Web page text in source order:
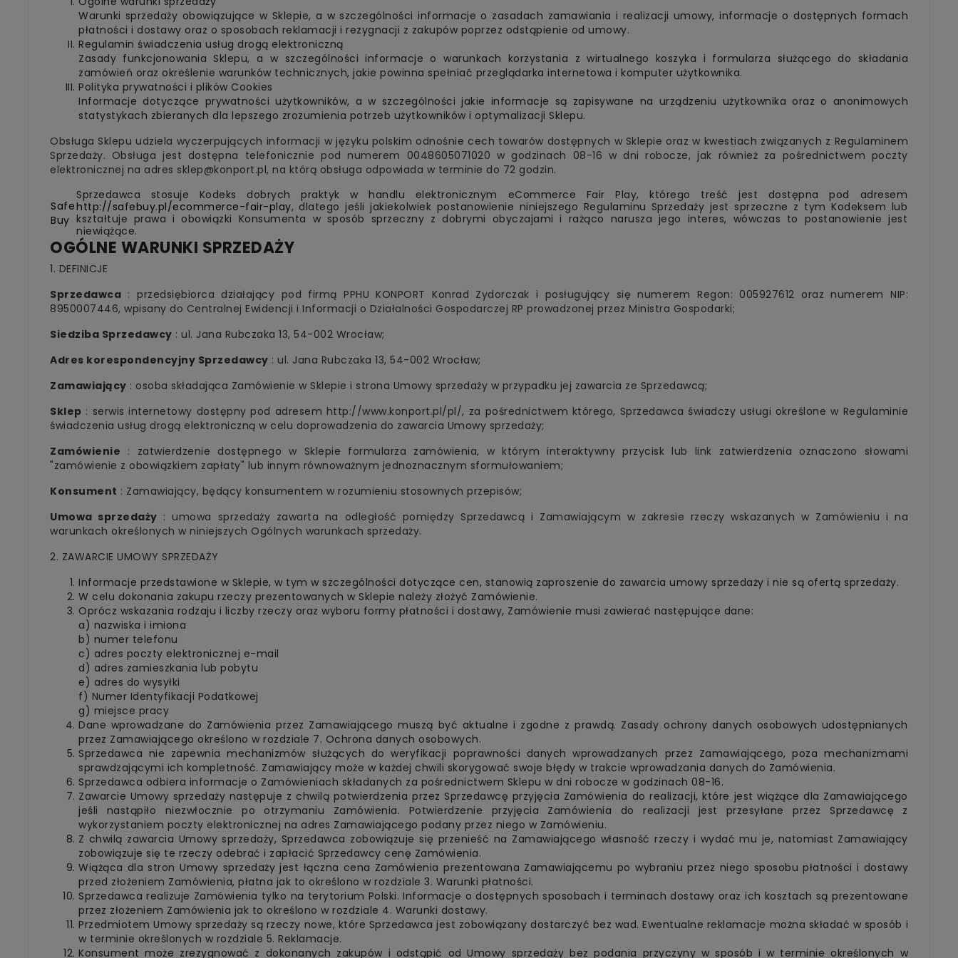
Warunki sprzedaży obowiązujące w Sklepie, a w szczególności informacje o zasadach zamawiania i realizacji umowy, informacje o dostępnych formach
płatności i dostawy oraz o sposobach reklamacji i rezygnacji z zakupów poprzez odstąpienie od umowy.
Regulamin świadczenia usług drogą elektroniczną
Zasady funkcjonowania Sklepu, a w szczególności informacje o warunkach korzystania z wirtualnego koszyka i formularza służącego do składania
zamówień oraz określenie warunków technicznych, jakie powinna spełniać przeglądarka internetowa i komputer użytkownika.
Polityka prywatności i plików Cookies
Informacje dotyczące prywatności użytkowników, a w szczególności jakie informacje są zapisywane na urządzeniu użytkownika oraz o anonimowych
statystykach zbieranych dla lepszego zrozumienia potrzeb użytkowników i optymalizacji Sklepu.
Obsługa Sklepu udziela wyczerpujących informacji w języku polskim odnośnie cech towarów dostępnych w Sklepie oraz w kwestiach związanych z Regulaminem
Sprzedaży. Obsługa jest dostępna telefonicznie pod numerem 0048605071020 w godzinach 08-16 w dni robocze, jak również za pośrednictwem poczty
elektronicznej na adres sklep@konport.pl, na którą obsługa odpowiada w terminie do 72 godzin.
Safe
Buy
Sprzedawca stosuje Kodeks dobrych praktyk w handlu elektronicznym eCommerce Fair Play, którego treść jest dostępna pod adresem
http://safebuy.pl/ecommerce-fair-play, dlatego jeśli jakiekolwiek postanowienie niniejszego Regulaminu Sprzedaży jest sprzeczne z tym Kodeksem lub
kształtuje prawa i obowiązki Konsumenta w sposób sprzeczny z dobrymi obyczajami i rażąco narusza jego interes, wówczas to postanowienie jest
niewiążące.
OGÓLNE WARUNKI SPRZEDAŻY
1. DEFINICJE
Sprzedawca : przedsiębiorca działający pod firmą PPHU KONPORT Konrad Zydorczak i posługujący się numerem Regon: 005927612 oraz numerem NIP:
8950007446, wpisany do Centralnej Ewidencji i Informacji o Działalności Gospodarczej RP prowadzonej przez Ministra Gospodarki;
Siedziba Sprzedawcy : ul. Jana Rubczaka 13, 54-002 Wrocław;
Adres korespondencyjny Sprzedawcy : ul. Jana Rubczaka 13, 54-002 Wrocław;
Zamawiający : osoba składająca Zamówienie w Sklepie i strona Umowy sprzedaży w przypadku jej zawarcia ze Sprzedawcą;
Sklep : serwis internetowy dostępny pod adresem http://www.konport.pl/pl/, za pośrednictwem którego, Sprzedawca świadczy usługi określone w Regulaminie
świadczenia usług drogą elektroniczną w celu doprowadzenia do zawarcia Umowy sprzedaży;
Zamówienie : zatwierdzenie dostępnego w Sklepie formularza zamówienia, w którym interaktywny przycisk lub link zatwierdzenia oznaczono słowami
"zamówienie z obowiązkiem zapłaty" lub innym równoważnym jednoznacznym sformułowaniem;
Konsument : Zamawiający, będący konsumentem w rozumieniu stosownych przepisów;
Umowa sprzedaży : umowa sprzedaży zawarta na odległość pomiędzy Sprzedawcą i Zamawiającym w zakresie rzeczy wskazanych w Zamówieniu i na
warunkach określonych w niniejszych Ogólnych warunkach sprzedaży.
2. ZAWARCIE UMOWY SPRZEDAŻY
Informacje przedstawione w Sklepie, w tym w szczególności dotyczące cen, stanowią zaproszenie do zawarcia umowy sprzedaży i nie są ofertą sprzedaży.
W celu dokonania zakupu rzeczy prezentowanych w Sklepie należy złożyć Zamówienie.
Oprócz wskazania rodzaju i liczby rzeczy oraz wyboru formy płatności i dostawy, Zamówienie musi zawierać następujące dane:
a) nazwiska i imiona
b) numer telefonu
c) adres poczty elektronicznej e-mail
d) adres zamieszkania lub pobytu
e) adres do wysyłki
f) Numer Identyfikacji Podatkowej
g) miejsce pracy
Dane wprowadzane do Zamówienia przez Zamawiającego muszą być aktualne i zgodne z prawdą. Zasady ochrony danych osobowych udostępnianych
przez Zamawiającego określono w rozdziale 7. Ochrona danych osobowych.
Sprzedawca nie zapewnia mechanizmów służących do weryfikacji poprawności danych wprowadzanych przez Zamawiającego, poza mechanizmami
sprawdzającymi ich kompletność. Zamawiający może w każdej chwili skorygować swoje błędy w trakcie wprowadzania danych do Zamówienia.
Sprzedawca odbiera informacje o Zamówieniach składanych za pośrednictwem Sklepu w dni robocze w godzinach 08-16.
Zawarcie Umowy sprzedaży następuje z chwilą potwierdzenia przez Sprzedawcę przyjęcia Zamówienia do realizacji, które jest wiążące dla Zamawiającego
jeśli nastąpiło niezwłocznie po otrzymaniu Zamówienia. Potwierdzenie przyjęcia Zamówienia do realizacji jest przesyłane przez Sprzedawcę z
wykorzystaniem poczty elektronicznej na adres Zamawiającego podany przez niego w Zamówieniu.
Z chwilą zawarcia Umowy sprzedaży, Sprzedawca zobowiązuje się przenieść na Zamawiającego własność rzeczy i wydać mu je, natomiast Zamawiający
zobowiązuje się te rzeczy odebrać i zapłacić Sprzedawcy cenę Zamówienia.
Wiążąca dla stron Umowy sprzedaży jest łączna cena Zamówienia prezentowana Zamawiającemu po wybraniu przez niego sposobu płatności i dostawy
przed złożeniem Zamówienia, płatna jak to określono w rozdziale 3. Warunki płatności.
Sprzedawca realizuje Zamówienia tylko na terytorium Polski. Informacje o dostępnych sposobach i terminach dostawy oraz ich kosztach są prezentowane
przez złożeniem Zamówienia jak to określono w rozdziale 4. Warunki dostawy.
Przedmiotem Umowy sprzedaży są rzeczy nowe, które Sprzedawca jest zobowiązany dostarczyć bez wad. Ewentualne reklamacje można składać w sposób i
w terminie określonych w rozdziale 5. Reklamacje.
Konsument może zrezygnować z dokonanych zakupów i odstąpić od Umowy sprzedaży bez podania przyczyny w sposób i w terminie określonych w